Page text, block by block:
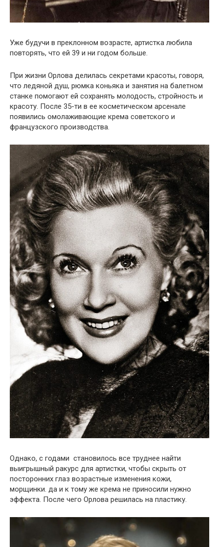
Уже будучи в преклонном возрасте, артистка любила
повторять, что ей 39 и ни годом больше.
При жизни Орлова делилась секретами красоты, говоря,
что ледяной душ, рюмка коньяка и занятия на балетном
станке помогают ей сохранять молодость, стройность и
красоту. После 35-ти в ее косметическом арсенале
появились омолаживающие крема советского и
французского производства.
Однако, с годами становилось все труднее найти
выигрышный ракурс для артистки, чтобы скрыть от
посторонних глаз возрастные изменения кожи,
морщинки. да и к тому же крема не приносили нужно
эффекта. После чего Орлова решилась на пластику.